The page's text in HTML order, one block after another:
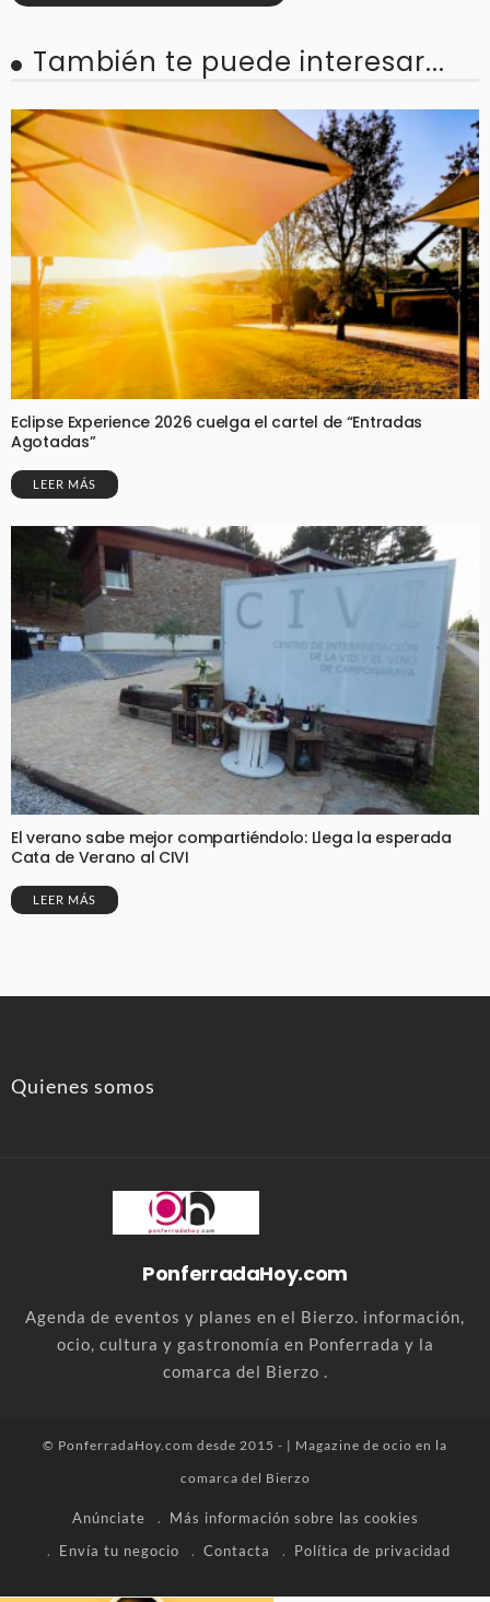
También te puede interesar...
Eclipse Experience 2026 cuelga el cartel de “Entradas
Agotadas”
LEER MÁS
El verano sabe mejor compartiéndolo: Llega la esperada
Cata de Verano al CIVI
LEER MÁS
Quienes somos
PonferradaHoy.com
Agenda de eventos y planes en el Bierzo. información,
ocio, cultura y gastronomía en Ponferrada y la
comarca del Bierzo .
© PonferradaHoy.com desde 2015 - | Magazine de ocio en la
comarca del Bierzo
Anúnciate
Más información sobre las cookies
Envía tu negocio
Contacta Política de privacidad